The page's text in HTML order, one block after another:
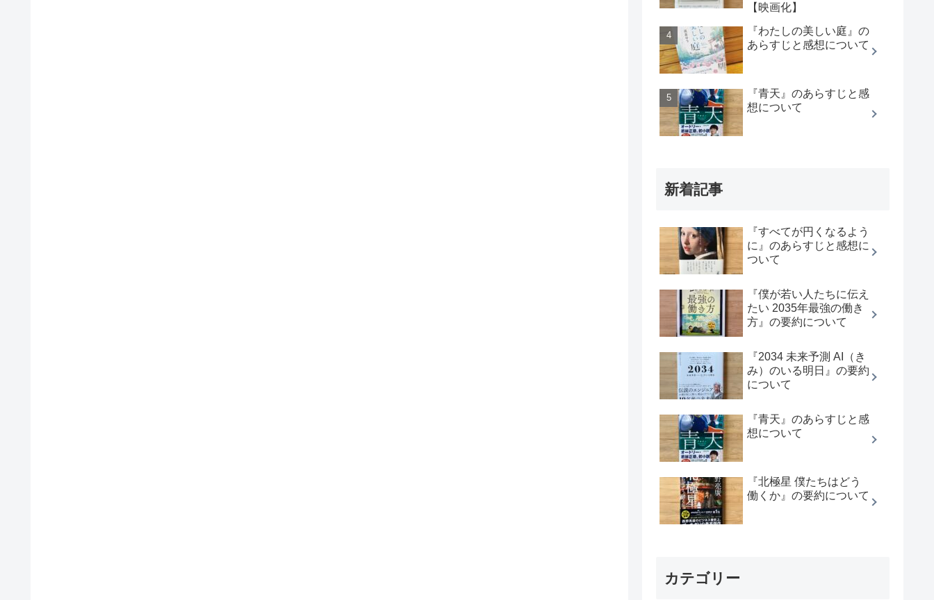
【映画化】
『わたしの美しい庭』の
あらすじと感想について
『青天』のあらすじと感
想について
新着記事
『すべてが円くなるよう
に』のあらすじと感想に
ついて
『僕が若い人たちに伝え
たい 2035年最強の働き
方』の要約について
『2034 未来予測 AI（き
み）のいる明日』の要約
について
『青天』のあらすじと感
想について
『北極星 僕たちはどう
働くか』の要約について
カテゴリー